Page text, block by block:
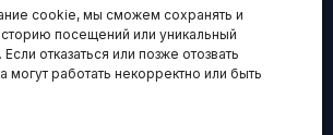
cookie, мы сможем сохранять и
посещений или уникальный
отказаться или позже отозвать
могут работать некорректно или быть
НАВИГАЦИЯ
Архив материалов